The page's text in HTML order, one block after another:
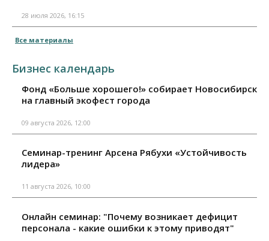
28 июля 2026, 16:15
Все материалы
Бизнес календарь
Фонд «Больше хорошего!» собирает Новосибирск
на главный экофест города
09 августа 2026, 12:00
Семинар-тренинг Арсена Рябухи «Устойчивость
лидера»
11 августа 2026, 10:00
Онлайн семинар: "Почему возникает дефицит
персонала - какие ошибки к этому приводят"